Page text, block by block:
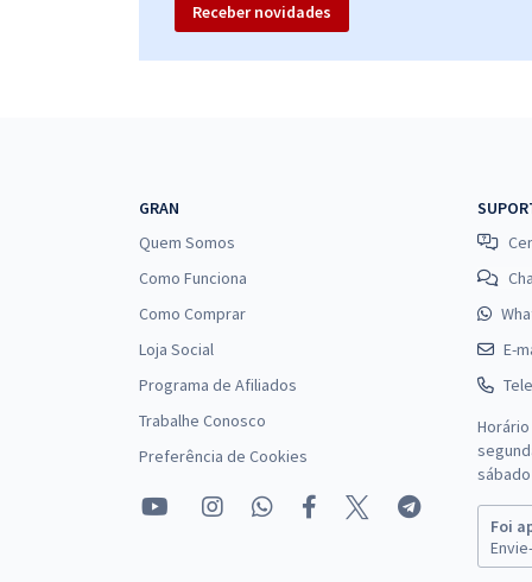
Receber novidades
GRAN
Quem Somos
Como Funciona
Como Comprar
Loja Social
Programa de Afiliados
Trabalhe Conosco
Preferência de Cookies
E-
sábado
Foi